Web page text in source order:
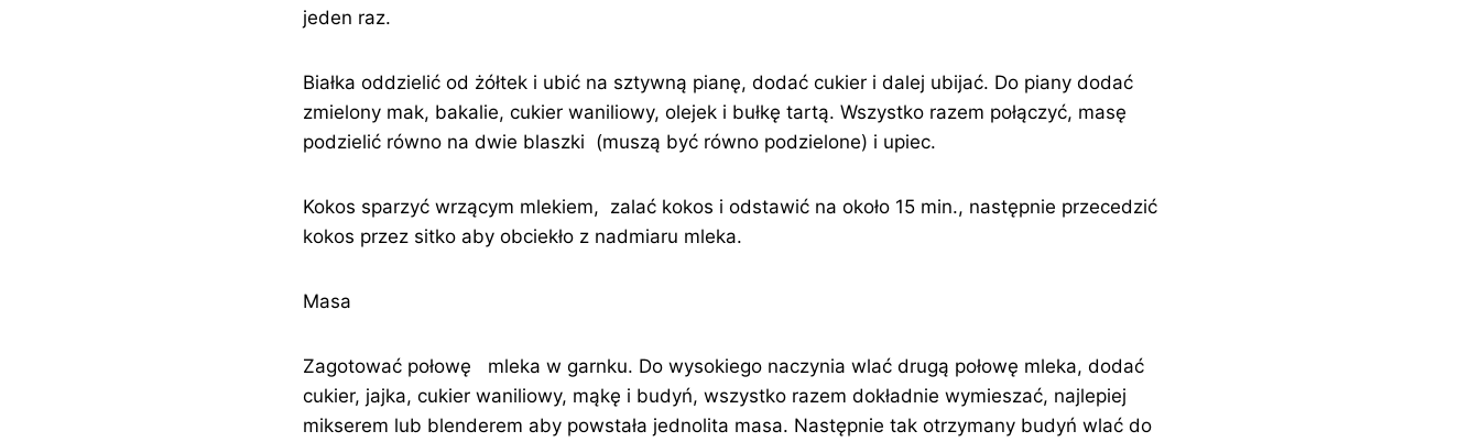
jeden raz.
Białka oddzielić od żółtek i ubić na sztywną pianę, dodać cukier i dalej ubijać. Do piany dodać
zmielony mak, bakalie, cukier waniliowy, olejek i bułkę tartą. Wszystko razem połączyć, masę
podzielić równo na dwie blaszki (muszą być równo podzielone) i upiec.
Kokos sparzyć wrzącym mlekiem, zalać kokos i odstawić na około 15 min., następnie przecedzić
kokos przez sitko aby obciekło z nadmiaru mleka.
Masa
Zagotować połowę mleka w garnku. Do wysokiego naczynia wlać drugą połowę mleka, dodać
cukier, jajka, cukier waniliowy, mąkę i budyń, wszystko razem dokładnie wymieszać, najlepiej
mikserem lub blenderem aby powstała jednolita masa. Następnie tak otrzymany budyń wlać do